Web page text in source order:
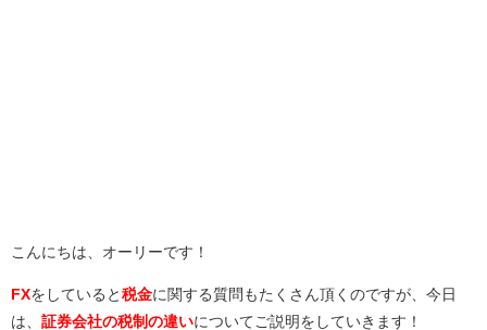
こんにちは、オーリーです！
FXをしていると 税金に関する質問もたくさん頂くのですが、今日
は、 証券会社の税制の違いについてご説明をしていきます！